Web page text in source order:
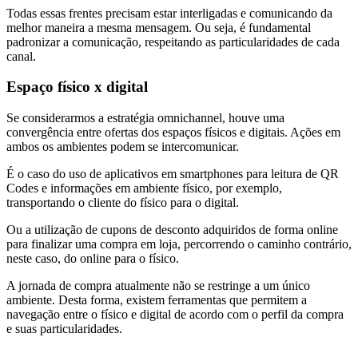
Todas essas frentes precisam estar interligadas e comunicando da
melhor maneira a mesma mensagem. Ou seja, é fundamental
padronizar a comunicação, respeitando as particularidades de cada
canal.
Espaço físico x digital
Se considerarmos a estratégia omnichannel, houve uma
convergência entre ofertas dos espaços físicos e digitais. Ações em
ambos os ambientes podem se intercomunicar.
É o caso do uso de aplicativos em smartphones para leitura de QR
Codes e informações em ambiente físico, por exemplo,
transportando o cliente do físico para o digital.
Ou a utilização de cupons de desconto adquiridos de forma online
para finalizar uma compra em loja, percorrendo o caminho contrário,
neste caso, do online para o físico.
A jornada de compra atualmente não se restringe a um único
ambiente. Desta forma, existem ferramentas que permitem a
navegação entre o físico e digital de acordo com o perfil da compra
e suas particularidades.